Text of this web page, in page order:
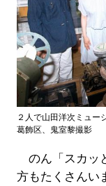
２人で山田洋次ミュー
葛飾区、鬼室黎撮影
のん「スカッ
方もたくさんい